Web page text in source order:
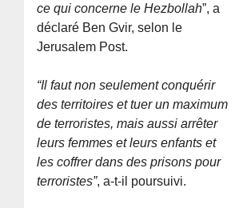
ce qui concerne le Hezbollah”, a
déclaré Ben Gvir, selon le
Jerusalem Post.
“Il faut non seulement conquérir
des territoires et tuer un maximum
de terroristes, mais aussi arrêter
leurs femmes et leurs enfants et
les coffrer dans des prisons pour
terroristes”, a-t-il poursuivi.